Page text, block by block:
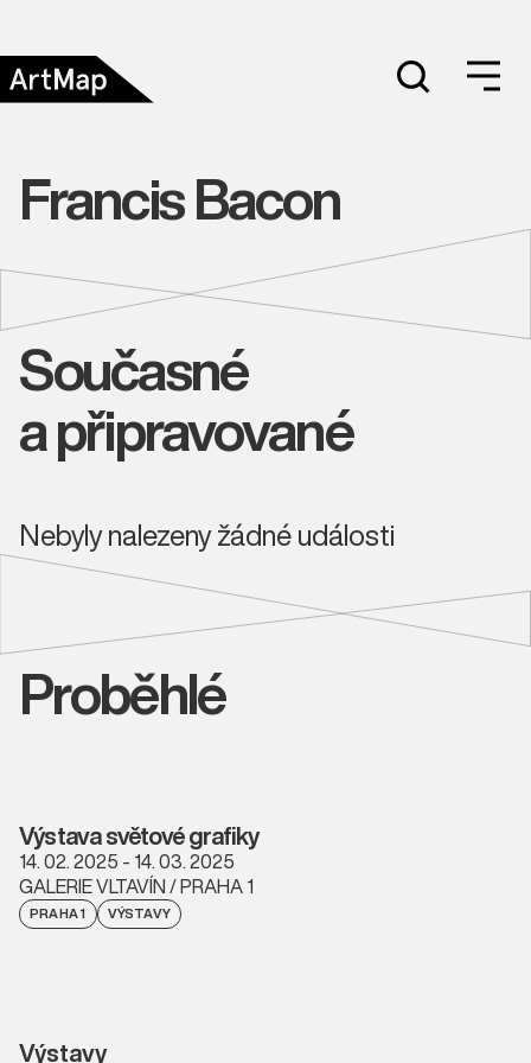
Francis Bacon
Současné
a připravované
Nebyly nalezeny žádné události
Proběhlé
Výstava světové grafiky
14. 02. 2025 - 14. 03. 2025
GALERIE VLTAVÍN / PRAHA 1
PRAHA 1 VÝSTAVY
Výstavy